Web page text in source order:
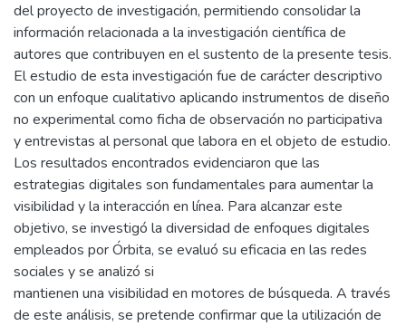
del proyecto de investigación, permitiendo consolidar la
información relacionada a la investigación científica de
autores que contribuyen en el sustento de la presente tesis.
El estudio de esta investigación fue de carácter descriptivo
con un enfoque cualitativo aplicando instrumentos de diseño
no experimental como ficha de observación no participativa
y entrevistas al personal que labora en el objeto de estudio.
Los resultados encontrados evidenciaron que las
estrategias digitales son fundamentales para aumentar la
visibilidad y la interacción en línea. Para alcanzar este
objetivo, se investigó la diversidad de enfoques digitales
empleados por Órbita, se evaluó su eficacia en las redes
sociales y se analizó si
mantienen una visibilidad en motores de búsqueda. A través
de este análisis, se pretende confirmar que la utilización de